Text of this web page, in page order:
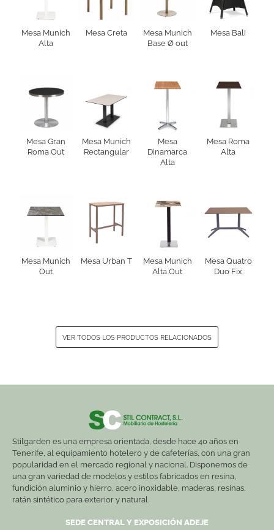
Mesa Munich
Alta
Mesa Creta
Mesa Munich
Base Ø out
Mesa Bali
Mesa Gran
Roma Out
Mesa Munich
Rectangular
Mesa
Dinamarca
Alta
Mesa Roma
Alta
Mesa Munich
Out
Mesa Urban T
Mesa Munich
Alta Out
Mesa Quatro
Duo Fix
VER TODOS LOS PRODUCTOS RELACIONADOS
Stilgarden es una empresa orientada, desde hace 40 años en
Tenerife, al equipamiento hotelero y de cafeterías, con una gran
popularidad en el mercado regional y nacional. Disponemos de
una gran variedad de modelos y estilos fabricados en resina,
fundición aluminio y hierro, acero inoxidable, maderas, resinas,
ratán sintético para exterior y natural.
SEDE CENTRAL Y EXPOSICIÓN ADEJE